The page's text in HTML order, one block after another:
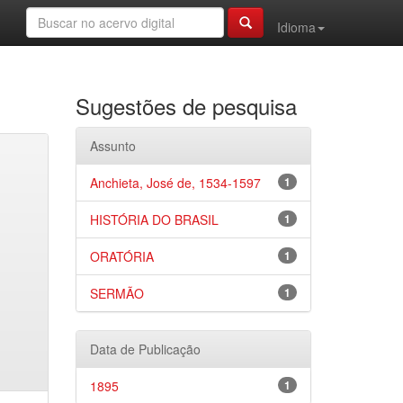
Idioma
Sugestões de pesquisa
Assunto
1
Anchieta, José de, 1534-1597
1
HISTÓRIA DO BRASIL
1
ORATÓRIA
1
SERMÃO
Data de Publicação
1
1895